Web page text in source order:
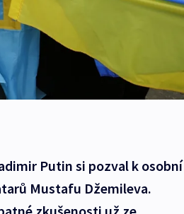
Putin si pozval k osobní
Mustafu Džemileva.